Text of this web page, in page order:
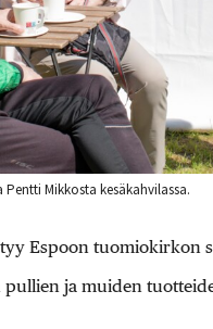
Mikkosta kesäkahvilassa.
Espoon tuomiokirkon
ja muiden